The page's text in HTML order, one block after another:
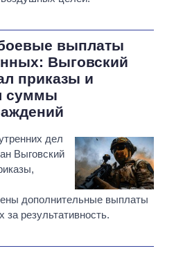
выплаты
Выговский
приказы и
суммы
дел
Выговский
дополнительные выплаты
за результативность.